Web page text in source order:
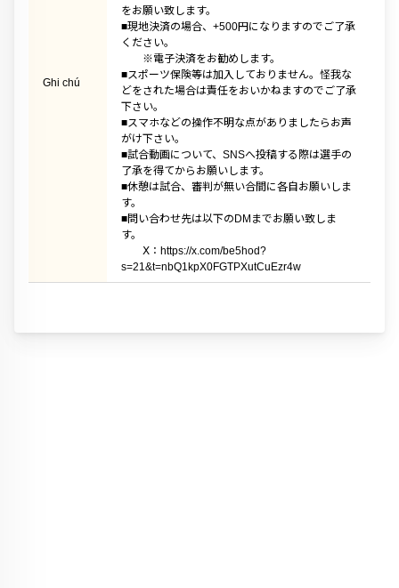
Ghi chú
をお願い致します。
■現地決済の場合、+500円になりますのでご了承
ください。
※電子決済をお勧めします。
■スポーツ保険等は加入しておりません。怪我な
どをされた場合は責任をおいかねますのでご了承
下さい。
■スマホなどの操作不明な点がありましたらお声
がけ下さい。
■試合動画について、SNSへ投稿する際は選手の
了承を得てからお願いします。
■休憩は試合、審判が無い合間に各自お願いしま
す。
■問い合わせ先は以下のDMまでお願い致しま
す。
Ⅹ：https://x.com/be5hod?
s=21&t=nbQ1kpX0FGTPXutCuEzr4w